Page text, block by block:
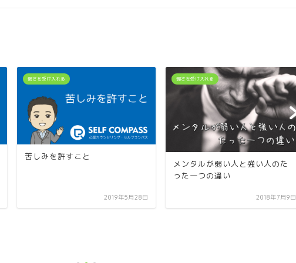
弱さを受け入れる
苦しみを許すこと
2019年5月28日
弱さを受け入れる
メンタルが弱い人と強い人のた
った一つの違い
2018年7月9日